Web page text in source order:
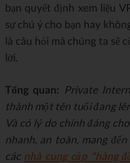
bạn quyết định xem liệu
sự chú ý cho bạn hay
là câu hỏi mà chúng ta sẽ
lời.
Tổng quan: Private
thành một tên tuổi đang
Và có lý do chính đáng
nhanh, an toàn, mang
các nhà cung cấp "hàng